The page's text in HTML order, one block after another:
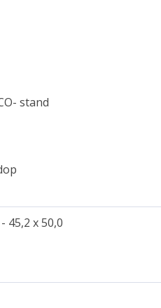
stand
45,2 x 50,0